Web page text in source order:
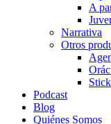
A
Narrativa
Otros
Podcast
Blog
Quiénes Somos